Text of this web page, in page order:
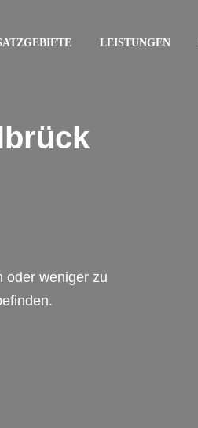
LEISTUNGEN
oder weniger zu